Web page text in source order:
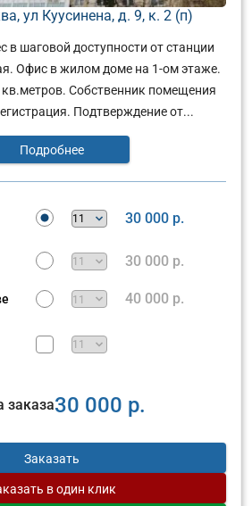
ул Куусинена, д. 9, к. 2 (п)
в шаговой доступности от станции
Офис в жилом доме на 1-ом этаже.
Собственник помещения
Подтверждение от...
Подробнее
30 000 р.
30 000 р.
40 000 р.
заказа30 000 р.
Заказать
в один клик